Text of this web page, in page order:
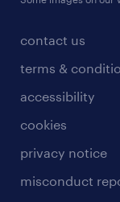
contact us
terms &
accessibility
cookies
privacy notice
misconduct